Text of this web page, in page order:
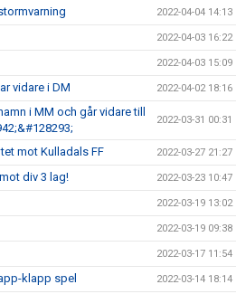
2022-04-04 14:13
2022-04-03 16:22
2022-04-03 15:09
vidare i DM 2022-04-02 18:16
i MM och går vidare till
2022-03-31 00:31
mot Kulladals FF 2022-03-27 21:27
div 3 lag! 2022-03-23 10:47
2022-03-19 13:02
2022-03-19 09:38
2022-03-17 11:54
klapp spel 2022-03-14 18:14